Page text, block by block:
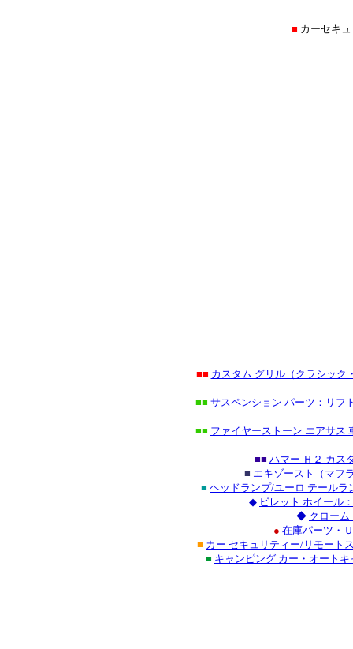
■ カーセキ
■■ カスタム グリル（クラシック
■■ サスペンション パーツ：リフ
■■ ファイヤーストーン エアサス
■■ ハマー Ｈ２ カス
■ エキゾースト（マフ
■ ヘッドランプ/ユーロ テール
◆ ビレット ホイール
◆ クローム
● 在庫パーツ・
■ カー セキュリティー/リモート
■ キャンピング カー・オート